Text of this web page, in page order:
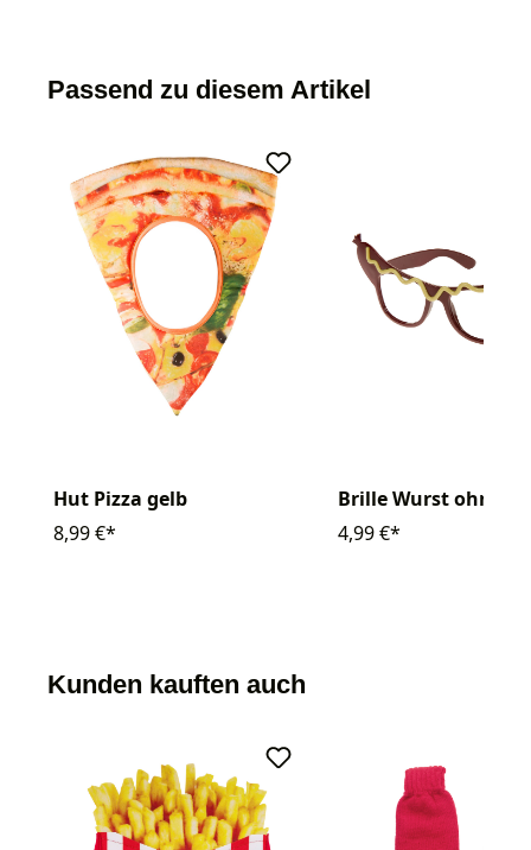
Passend zu diesem Artikel
Hut Pizza gelb
8,99 €*
Brille Wurst ohne
4,99 €*
Kunden kauften auch